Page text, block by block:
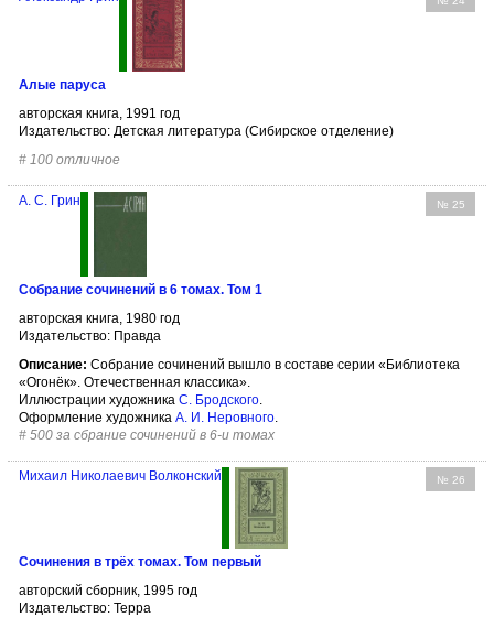
Алые паруса
авторская книга, 1991 год
Издательство: Детская литература (Сибирское отделение)
# 100 отличное
№ 25
А. С. Грин
Собрание сочинений в 6 томах. Том 1
авторская книга, 1980 год
Издательство: Правда
Описание: Собрание сочинений вышло в составе серии «Библиотека
«Огонёк». Отечественная классика».
Иллюстрации художника С. Бродского.
Оформление художника А. И. Неровного.
# 500 за сбрание сочинений в 6-и томах
№ 26
Михаил Николаевич Волконский
Сочинения в трёх томах. Том первый
авторский сборник, 1995 год
Издательство: Терра